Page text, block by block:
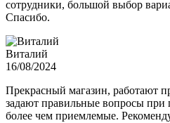
сотрудники, большой выбор
Спасибо.
Виталий
16/08/2024
Прекрасный магазин, работают
задают правильные вопросы при
более чем приемлемые.